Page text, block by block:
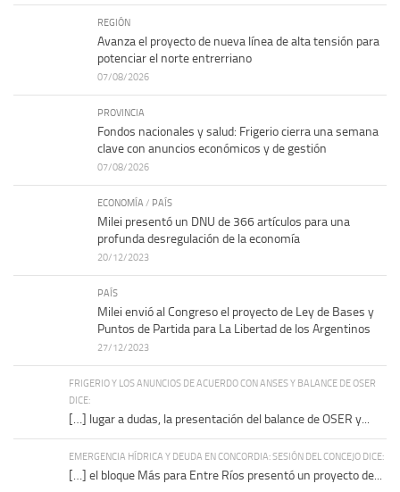
REGIÓN
Avanza el proyecto de nueva línea de alta tensión para
potenciar el norte entrerriano
07/08/2026
PROVINCIA
Fondos nacionales y salud: Frigerio cierra una semana
clave con anuncios económicos y de gestión
07/08/2026
ECONOMÍA / PAÍS
Milei presentó un DNU de 366 artículos para una
profunda desregulación de la economía
20/12/2023
PAÍS
Milei envió al Congreso el proyecto de Ley de Bases y
Puntos de Partida para La Libertad de los Argentinos
27/12/2023
FRIGERIO Y LOS ANUNCIOS DE ACUERDO CON ANSES Y BALANCE DE OSER
DICE:
[…] lugar a dudas, la presentación del balance de OSER y...
EMERGENCIA HÍDRICA Y DEUDA EN CONCORDIA: SESIÓN DEL CONCEJO DICE:
[…] el bloque Más para Entre Ríos presentó un proyecto de...